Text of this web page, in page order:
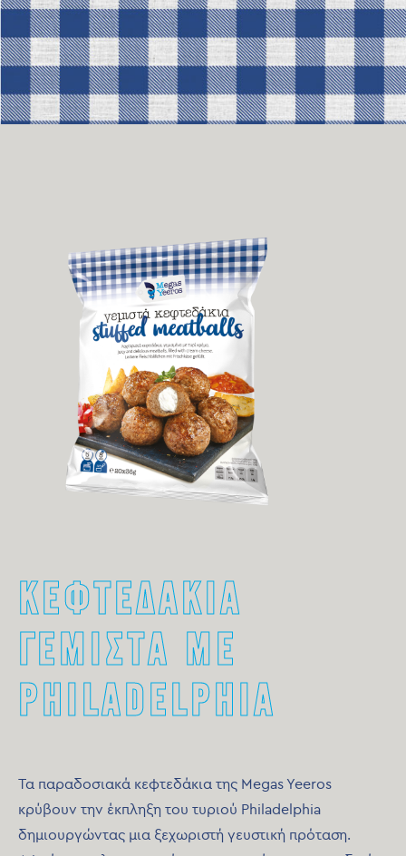
ΚΕΦΤΕΔΑΚΙΑ
ΓΕΜΙΣΤΑ ΜΕ
PHILADELPHIA
Τα παραδοσιακά κεφτεδάκια της Megas Yeeros
κρύβουν την έκπληξη του τυριού Philadelphia
δημιουργώντας μια ξεχωριστή γευστική πρόταση.